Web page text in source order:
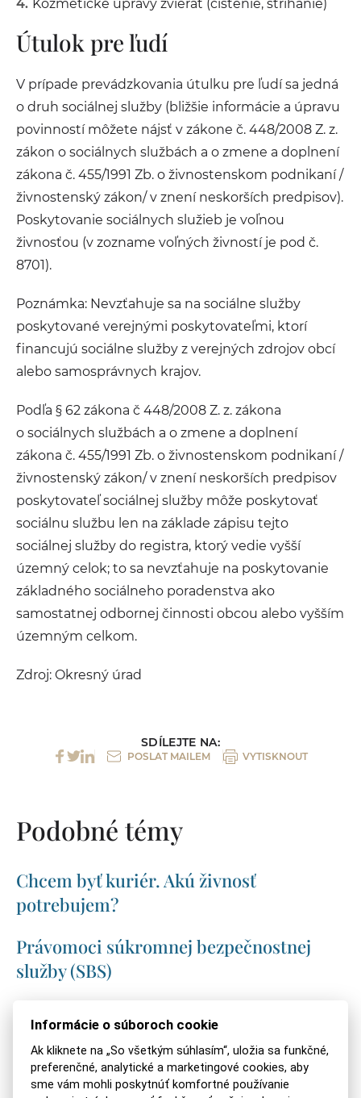
Kozmetické úpravy zvierat (čistenie, strihanie)
Útulok pre ľudí
V prípade prevádzkovania útulku pre ľudí sa jedná
o druh sociálnej služby (bližšie informácie a úpravu
povinností môžete nájsť v zákone č. 448/2008 Z. z.
zákon o sociálnych službách a o zmene a doplnení
zákona č. 455/1991 Zb. o živnostenskom podnikaní /
živnostenský zákon/ v znení neskorších predpisov).
Poskytovanie sociálnych služieb je voľnou
živnosťou (v zozname voľných živností je pod č.
8701).
Poznámka: Nevzťahuje sa na sociálne služby
poskytované verejnými poskytovateľmi, ktorí
financujú sociálne služby z verejných zdrojov obcí
alebo samosprávnych krajov.
Podľa § 62 zákona č 448/2008 Z. z. zákona
o sociálnych službách a o zmene a doplnení
zákona č. 455/1991 Zb. o živnostenskom podnikaní /
živnostenský zákon/ v znení neskorších predpisov
poskytovateľ sociálnej služby môže poskytovať
sociálnu službu len na základe zápisu tejto
sociálnej služby do registra, ktorý vedie vyšší
územný celok; to sa nevzťahuje na poskytovanie
základného sociálneho poradenstva ako
samostatnej odbornej činnosti obcou alebo vyšším
územným celkom.
Zdroj: Okresný úrad
SDÍLEJTE NA:
POSLAT MAILEM VYTISKNOUT
Podobné témy
Chcem byť kuriér. Akú živnosť
potrebujem?
Právomoci súkromnej bezpečnostnej
služby (SBS)
Ako si založiť kaderníctvo?
Informácie o súboroch cookie
Ak kliknete na „So všetkým súhlasím“, uložia sa funkčné,
preferenčné, analytické a marketingové cookies, aby
sme vám mohli poskytnúť komfortné používanie